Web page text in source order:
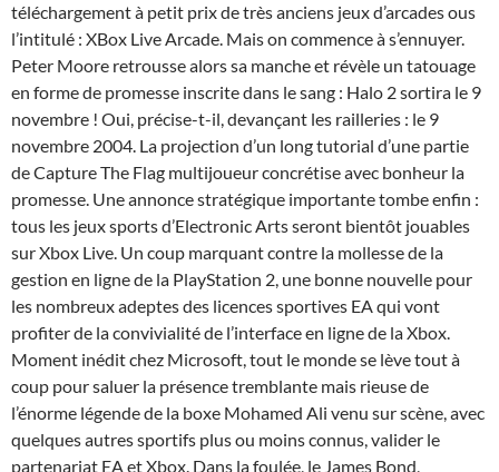
téléchargement à petit prix de très anciens jeux d’arcades ous
l’intitulé : XBox Live Arcade. Mais on commence à s’ennuyer.
Peter Moore retrousse alors sa manche et révèle un tatouage
en forme de promesse inscrite dans le sang : Halo 2 sortira le 9
novembre ! Oui, précise-t-il, devançant les railleries : le 9
novembre 2004. La projection d’un long tutorial d’une partie
de Capture The Flag multijoueur concrétise avec bonheur la
promesse. Une annonce stratégique importante tombe enfin :
tous les jeux sports d’Electronic Arts seront bientôt jouables
sur Xbox Live. Un coup marquant contre la mollesse de la
gestion en ligne de la PlayStation 2, une bonne nouvelle pour
les nombreux adeptes des licences sportives EA qui vont
profiter de la convivialité de l’interface en ligne de la Xbox.
Moment inédit chez Microsoft, tout le monde se lève tout à
coup pour saluer la présence tremblante mais rieuse de
l’énorme légende de la boxe Mohamed Ali venu sur scène, avec
quelques autres sportifs plus ou moins connus, valider le
partenariat EA et Xbox. Dans la foulée, le James Bond,